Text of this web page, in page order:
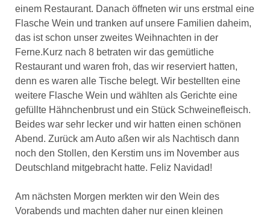
einem Restaurant. Danach öffneten wir uns erstmal eine
Flasche Wein und tranken auf unsere Familien daheim,
das ist schon unser zweites Weihnachten in der
Ferne.Kurz nach 8 betraten wir das gemütliche
Restaurant und waren froh, das wir reserviert hatten,
denn es waren alle Tische belegt. Wir bestellten eine
weitere Flasche Wein und wählten als Gerichte eine
gefüllte Hähnchenbrust und ein Stück Schweinefleisch.
Beides war sehr lecker und wir hatten einen schönen
Abend. Zurück am Auto aßen wir als Nachtisch dann
noch den Stollen, den Kerstim uns im November aus
Deutschland mitgebracht hatte. Feliz Navidad!
Am nächsten Morgen merkten wir den Wein des
Vorabends und machten daher nur einen kleinen